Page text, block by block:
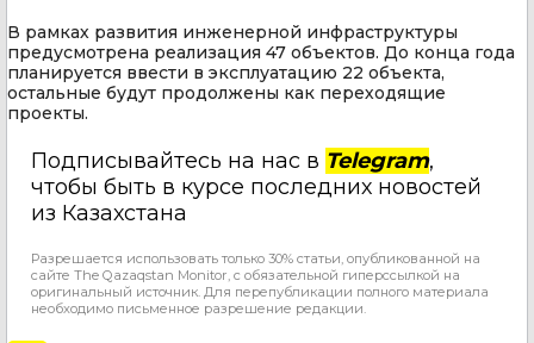
В рамках развития инженерной инфраструктуры
предусмотрена реализация 47 объектов. До конца года
планируется ввести в эксплуатацию 22 объекта,
остальные будут продолжены как переходящие
проекты.
Подписывайтесь на нас в Telegram,
чтобы быть в курсе последних новостей
из Казахстана
Разрешается использовать только 30% статьи, опубликованной на
сайте The Qazaqstan Monitor, с обязательной гиперссылкой на
оригинальный источник. Для перепубликации полного материала
необходимо письменное разрешение редакции.